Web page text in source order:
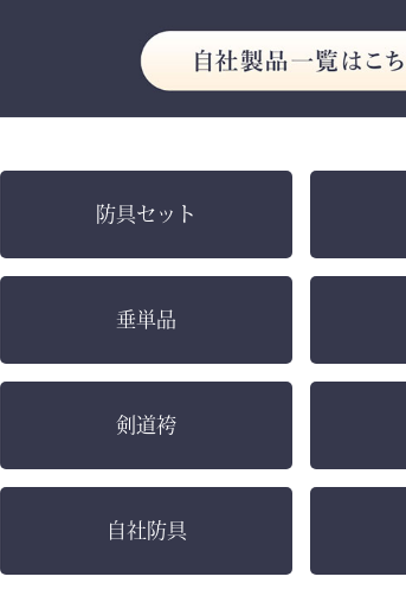
防具セット
垂単品
剣道袴
自社防具